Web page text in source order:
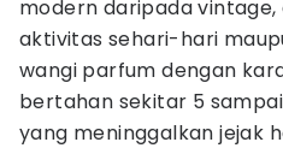
modern daripada
aktivitas sehari-hari
wangi parfum dengan
bertahan sekitar 5
yang meninggalkan jejak